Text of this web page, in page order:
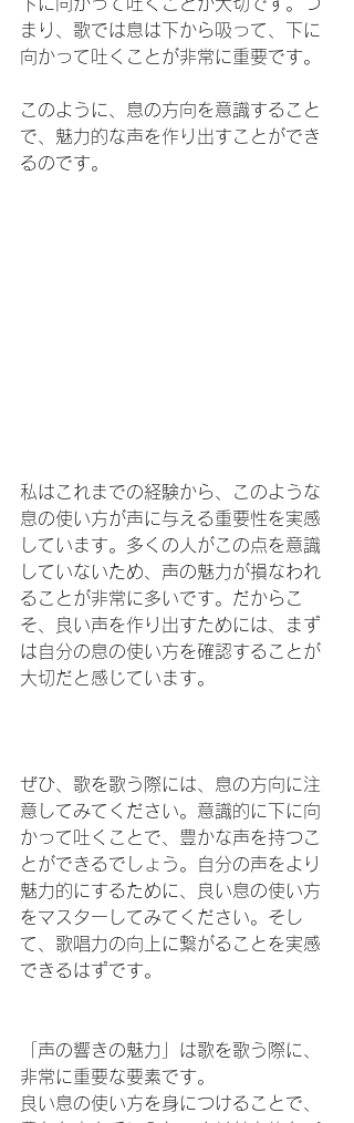
下に向かって吐くことが大切です。つ
まり、歌では息は下から吸って、下に
向かって吐くことが非常に重要です。
このように、息の方向を意識すること
で、魅力的な声を作り出すことができ
るのです。
私はこれまでの経験から、このような
息の使い方が声に与える重要性を実感
しています。多くの人がこの点を意識
していないため、声の魅力が損なわれ
ることが非常に多いです。だからこ
そ、良い声を作り出すためには、まず
は自分の息の使い方を確認することが
大切だと感じています。
ぜひ、歌を歌う際には、息の方向に注
意してみてください。意識的に下に向
かって吐くことで、豊かな声を持つこ
とができるでしょう。自分の声をより
魅力的にするために、良い息の使い方
をマスターしてみてください。そし
て、歌唱力の向上に繋がることを実感
できるはずです。
「声の響きの魅力」は歌を歌う際に、
非常に重要な要素です。
良い息の使い方を身につけることで、